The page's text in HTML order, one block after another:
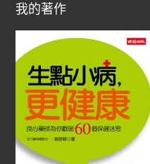
我的著作